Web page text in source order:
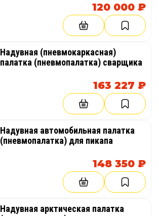
120 000 ₽
Надувная (пневмокаркасная)
палатка (пневмопалатка) сварщика
163 227 ₽
Надувная автомобильная палатка
(пневмопалатка) для пикапа
148 350 ₽
Надувная арктическая палатка